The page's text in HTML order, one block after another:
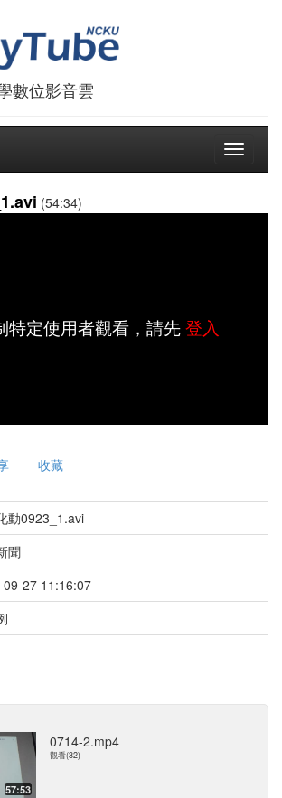
數位影音雲
Toggle
(54:34)
特定使用者觀看，請先登入
收藏
動0923_1.avi
聞
27 11:16:07
57:53
0714-2.mp4
觀看(32)